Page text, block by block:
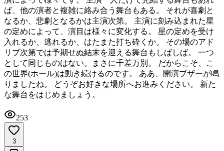
ば、他の演者と複雑に絡み合う舞台もある。 それが喜劇と
なるか、悲劇となるかは主演次第。 主演に刻み込まれた星
の定めによって、演目は様々に変化する。 星の定めを受け
入れるか、逃れるか、はたまた打ち砕くか。 その場のアド
リブ次第では予期せぬ結末を迎える舞台もしばしば。 一つ
として同じものはない。まさに千差万別。 だからこそ、こ
の世界(ホール)は動き続けるのです。 ああ、開演ブザーが鳴
りましたね。 どうぞお好きな場所へお進みください。 新た
な舞台をはじめましょう。
253
3